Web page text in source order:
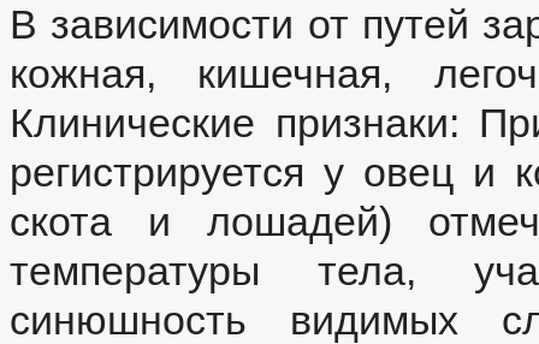
В зависимости от путей
кожная, кишечная,
Клинические признаки:
регистрируется у овец и
скота и лошадей)
температуры тела,
синюшность видимых